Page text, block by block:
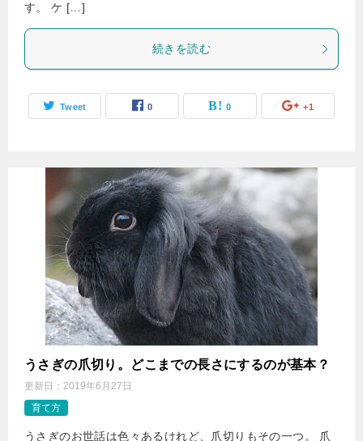
す。 ケ […]
続きを読む
Tweet 0 0 +1
うさぎの爪切り。どこまでの長さにするのが基本？
更新日： 2019年6月27日
育て方
うさぎのお世話は色々あるけれど、爪切りもその一つ。 爪